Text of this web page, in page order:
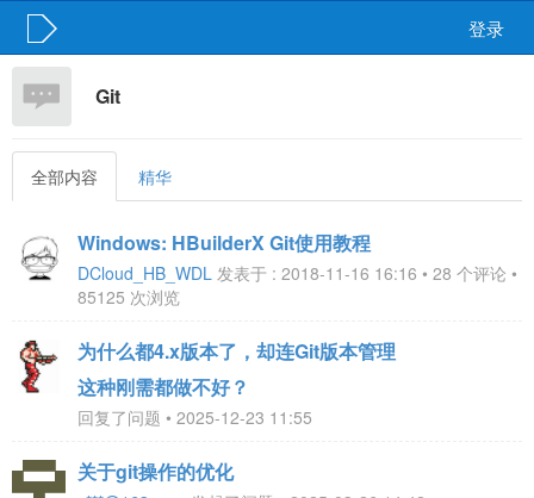
登录
Git
全部内容 精华
Windows: HBuilderX Git使用教程
DCloud_HB_WDL 发表于 : 2018-11-16 16:16 • 28 个评论 •
85125 次浏览
为什么都4.x版本了，却连Git版本管理
这种刚需都做不好？
回复了问题 • 2025-12-23 11:55
关于git操作的优化